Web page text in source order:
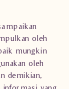
oleh
mungkin
oleh
demikian,